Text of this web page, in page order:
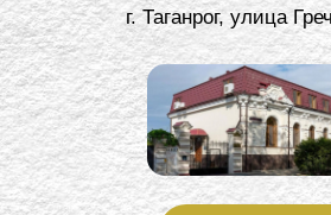
г. Таганрог, улица